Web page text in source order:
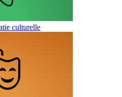
culturelle